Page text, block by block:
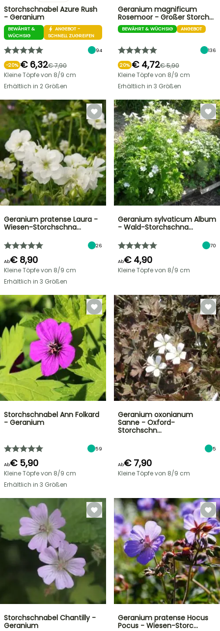
Storchschnabel Azure Rush
- Geranium
BEWÄHRT &
WÜCHSIG
ANGEBOT -
SCHNELL ZUGREIFEN
94
-20% € 6,32€ 7,90
Kleine Töpfe von 8/9 cm
Erhältlich in 2 Größen
Geranium magnificum
Rosemoor - Großer Storch…
BEWÄHRT & WÜCHSIG ANGEBOT
136
20% € 4,72€ 5,90
Kleine Töpfe von 8/9 cm
Erhältlich in 3 Größen
Geranium pratense Laura -
Wiesen-Storchschna…
26
Ab€ 8,90
Kleine Töpfe von 8/9 cm
Erhältlich in 3 Größen
Geranium sylvaticum Album
- Wald-Storchschna…
70
Ab€ 4,90
Kleine Töpfe von 8/9 cm
Storchschnabel Ann Folkard
- Geranium
59
Ab€ 5,90
Kleine Töpfe von 8/9 cm
Erhältlich in 3 Größen
Geranium oxonianum
Sanne - Oxford-
Storchschn…
5
Ab€ 7,90
Kleine Töpfe von 8/9 cm
Storchschnabel Chantilly -
Geranium
Geranium pratense Hocus
Pocus - Wiesen-Storc…